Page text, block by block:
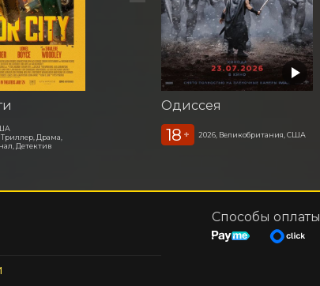
Триллер, Драма,
Детектив
Одиссея
18 + 2026, Великобритания, США
Способы оплаты